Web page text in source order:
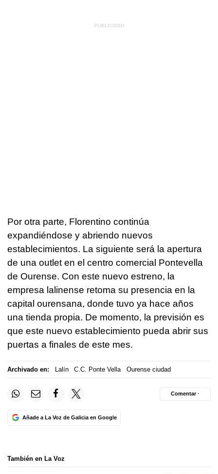
Por otra parte, Florentino continúa
expandiéndose y abriendo nuevos
establecimientos. La siguiente será la apertura
de una outlet en el centro comercial Pontevella
de Ourense. Con este nuevo estreno, la
empresa lalinense retoma su presencia en la
capital ourensana, donde tuvo ya hace años
una tienda propia. De momento, la previsión es
que este nuevo establecimiento pueda abrir sus
puertas a finales de este mes.
Archivado en: Lalín C.C. Ponte Vella Ourense ciudad
Añade a La Voz de Galicia en Google
Comentar ·
También en La Voz